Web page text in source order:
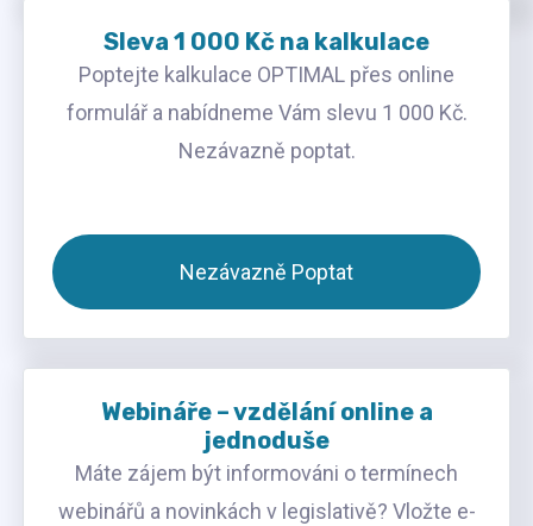
Sleva 1 000 Kč na kalkulace
Poptejte kalkulace OPTIMAL přes online
formulář a nabídneme Vám slevu 1 000 Kč.
Nezávazně poptat.
Nezávazně Poptat
Webináře – vzdělání online a
jednoduše
Máte zájem být informováni o termínech
webinářů a novinkách v legislativě? Vložte e-